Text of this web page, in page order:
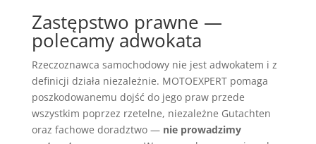
Zastępstwo prawne —
polecamy adwokata
Rzeczoznawca samochodowy nie jest adwokatem i z
definicji działa niezależnie. MOTOEXPERT pomaga
poszkodowanemu dojść do jego praw przede
wszystkim poprzez rzetelne, niezależne Gutachten
oraz fachowe doradztwo — nie prowadzimy